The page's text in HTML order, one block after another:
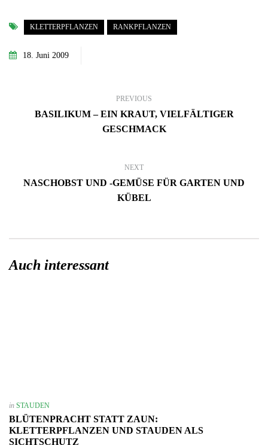
KLETTERPFLANZEN RANKPFLANZEN
18. Juni 2009
PREVIOUS
BASILIKUM – EIN KRAUT, VIELFÄLTIGER
GESCHMACK
NEXT
NASCHOBST UND -GEMÜSE FÜR GARTEN UND
KÜBEL
Auch interessant
in STAUDEN
BLÜTENPRACHT STATT ZAUN:
KLETTERPFLANZEN UND STAUDEN ALS
SICHTSCHUTZ